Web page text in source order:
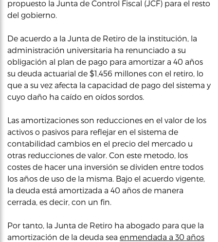
propuesto la Junta de Control Fiscal (JCF) para el resto
del gobierno.
De acuerdo a la Junta de Retiro de la institución, la
administración universitaria ha renunciado a su
obligación al plan de pago para amortizar a 40 años
su deuda actuarial de $1,456 millones con el retiro, lo
que a su vez afecta la capacidad de pago del sistema y
cuyo daño ha caído en oídos sordos.
Las amortizaciones son reducciones en el valor de los
activos o pasivos para reflejar en el sistema de
contabilidad cambios en el precio del mercado u
otras reducciones de valor. Con este metodo, los
costes de hacer una inversión se dividen entre todos
los años de uso de la misma. Bajo el acuerdo vigente,
la deuda está amortizada a 40 años de manera
cerrada, es decir, con un fin.
Por tanto, la Junta de Retiro ha abogado para que la
amortización de la deuda sea enmendada a 30 años